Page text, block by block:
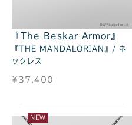
『The Beskar Armor』
『THE MANDALORIAN』/ ネ
ックレス
¥37,400
NEW